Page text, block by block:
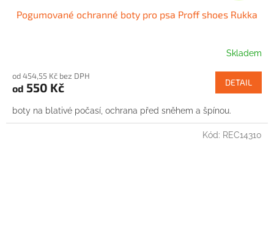
Pogumované ochranné boty pro psa Proff shoes Rukka
Skladem
od 454,55 Kč bez DPH
od 550 Kč DETAIL
boty na blativé počasí, ochrana před sněhem a špínou.
Kód: REC14310